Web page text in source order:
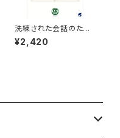
洗練された会話のため
の英語表現集 CD BO
OK
¥2,420